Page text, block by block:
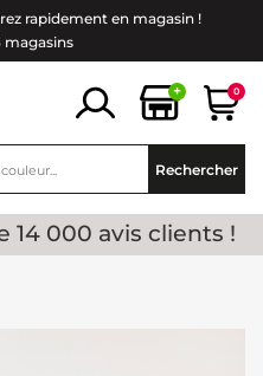
rapidement en magasin !
magasins
+ 0
Rechercher
14 000 avis clients !